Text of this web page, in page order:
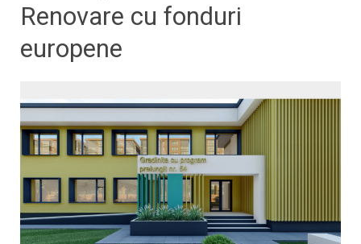
Renovare cu fonduri
europene